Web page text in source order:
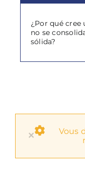
¿Por qué cree
no se
sólida?
×
Vous